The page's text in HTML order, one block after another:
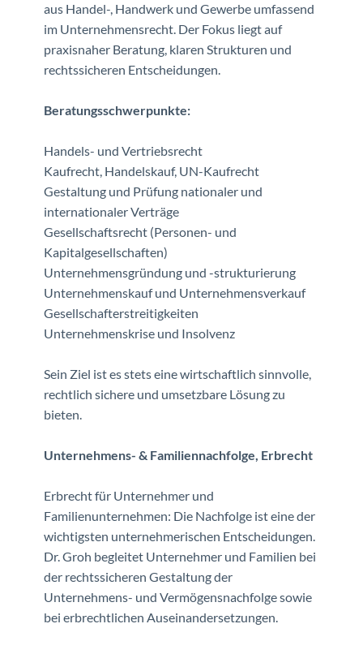
aus Handel-, Handwerk und Gewerbe umfassend
im Unternehmensrecht. Der Fokus liegt auf
praxisnaher Beratung, klaren Strukturen und
rechtssicheren Entscheidungen.
Beratungsschwerpunkte:
Handels- und Vertriebsrecht
Kaufrecht, Handelskauf, UN-Kaufrecht
Gestaltung und Prüfung nationaler und
internationaler Verträge
Gesellschaftsrecht (Personen- und
Kapitalgesellschaften)
Unternehmensgründung und -strukturierung
Unternehmenskauf und Unternehmensverkauf
Gesellschafterstreitigkeiten
Unternehmenskrise und Insolvenz
Sein Ziel ist es stets eine wirtschaftlich sinnvolle,
rechtlich sichere und umsetzbare Lösung zu
bieten.
Unternehmens- & Familiennachfolge, Erbrecht
Erbrecht für Unternehmer und
Familienunternehmen: Die Nachfolge ist eine der
wichtigsten unternehmerischen Entscheidungen.
Dr. Groh begleitet Unternehmer und Familien bei
der rechtssicheren Gestaltung der
Unternehmens- und Vermögensnachfolge sowie
bei erbrechtlichen Auseinandersetzungen.